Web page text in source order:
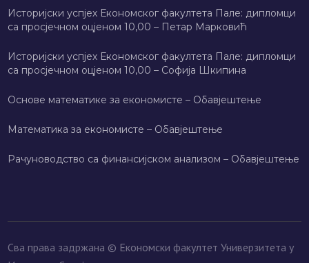
Историјски успјех Економског факултета Пале: дипломци
са просјечном оцјеном 10,00 – Петар Марковић
Историјски успјех Економског факултета Пале: дипломци
са просјечном оцјеном 10,00 – Софија Шкипина
Основе математике за економисте – Обавјештење
Математика за економисте – Обавјештење
Рачуноводство са финансијском анализом – Обавјештење
Сва права задржана © Економски факултет Универзитета у